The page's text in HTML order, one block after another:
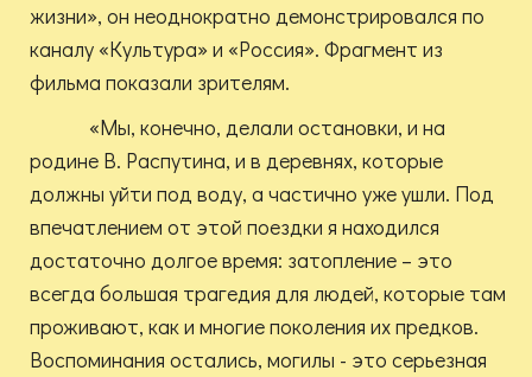
жизни», он неоднократно демонстрировался по
каналу «Культура» и «Россия». Фрагмент из
фильма показали зрителям.
«Мы, конечно, делали остановки, и на
родине В. Распутина, и в деревнях, которые
должны уйти под воду, а частично уже ушли. Под
впечатлением от этой поездки я находился
достаточно долгое время: затопление – это
всегда большая трагедия для людей, которые там
проживают, как и многие поколения их предков.
Воспоминания остались, могилы - это серьезная